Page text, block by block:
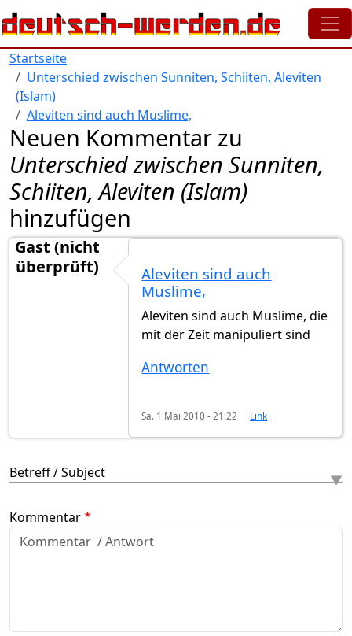
Direkt zum Inhalt
Startseite
Unterschied zwischen Sunniten, Schiiten, Aleviten
(Islam)
Aleviten sind auch Muslime,
Neuen Kommentar zu
Unterschied zwischen Sunniten,
Schiiten, Aleviten (Islam)
hinzufügen
Gast (nicht
überprüft)
Aleviten sind auch
Muslime,
Aleviten sind auch Muslime, die
mit der Zeit manipuliert sind
Antworten
Sa. 1 Mai 2010 - 21:22 Link
Betreff / Subject
Kommentar